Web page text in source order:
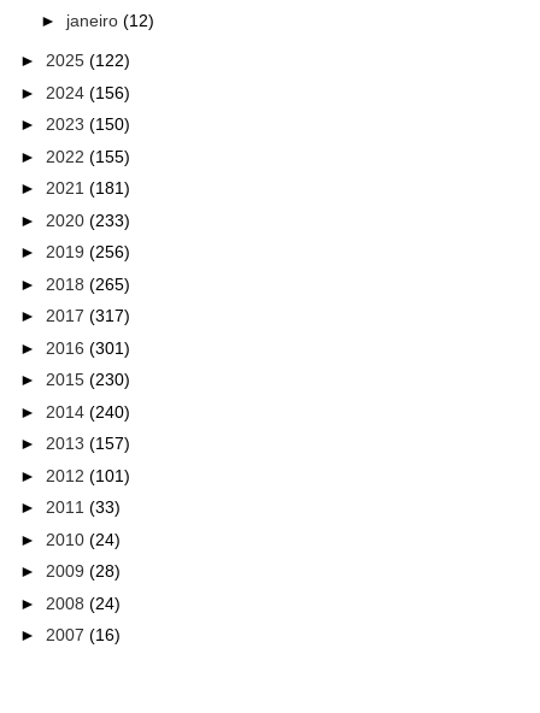
► janeiro (12)
► 2025 (122)
► 2024 (156)
► 2023 (150)
► 2022 (155)
► 2021 (181)
► 2020 (233)
► 2019 (256)
► 2018 (265)
► 2017 (317)
► 2016 (301)
► 2015 (230)
► 2014 (240)
► 2013 (157)
► 2012 (101)
► 2011 (33)
► 2010 (24)
► 2009 (28)
► 2008 (24)
► 2007 (16)